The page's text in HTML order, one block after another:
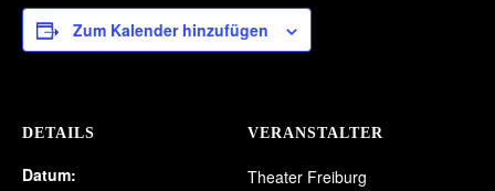
Zum Kalender hinzufügen
DETAILS
Datum:
VERANSTALTER
Theater Freiburg